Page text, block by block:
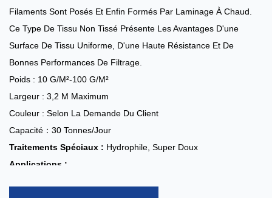
Filaments Sont Posés Et Enfin Formés Par Laminage À Chaud.
Ce Type De Tissu Non Tissé Présente Les Avantages D'une
Surface De Tissu Uniforme, D'une Haute Résistance Et De
Bonnes Performances De Filtrage.
Poids : 10 G/m²-100 G/m²
Largeur : 3,2 M Maximum
Couleur : Selon La Demande Du Client
Capacité：30 Tonnes/jour
Traitements Spéciaux : Hydrophile, Super Doux
Applications :